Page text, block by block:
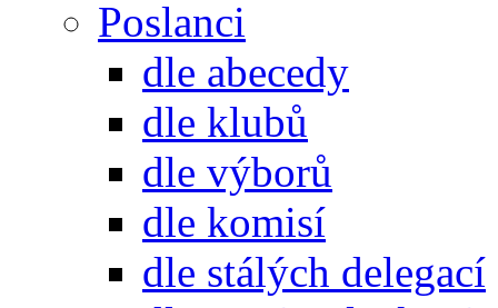
Poslanci
dle abecedy
dle klubů
dle výborů
dle komisí
dle stálých delegací